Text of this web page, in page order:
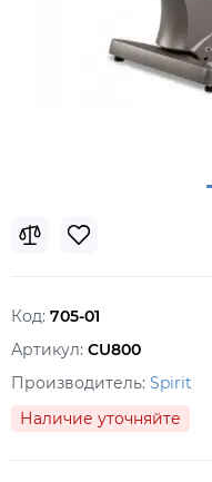
Код: 705-01
Артикул: CU800
Производитель: Spirit
Наличие уточняйте